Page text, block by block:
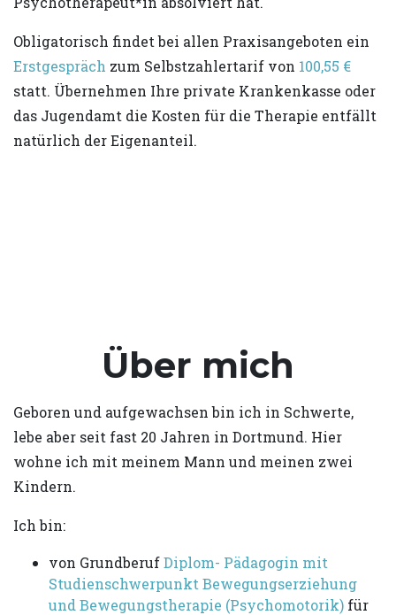
Obligatorisch findet bei allen Praxisangeboten ein
Erstgespräch zum Selbstzahlertarif von 100,55 €
statt. Übernehmen Ihre private Krankenkasse oder
das Jugendamt die Kosten für die Therapie entfällt
natürlich der Eigenanteil.
Über mich
Geboren und aufgewachsen bin ich in Schwerte,
lebe aber seit fast 20 Jahren in Dortmund. Hier
wohne ich mit meinem Mann und meinen zwei
Kindern.
Ich bin:
von GrundberufDiplom- Pädagogin mit
Studienschwerpunkt Bewegungserziehung
und Bewegungstherapie (Psychomotorik) für